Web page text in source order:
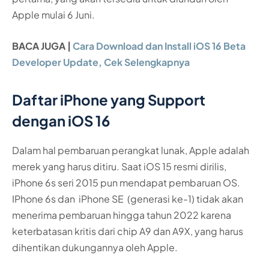
Apple mulai 6 Juni.
BACA JUGA |Cara Download dan Install iOS 16 Beta
Developer Update, Cek Selengkapnya
Daftar iPhone yang Support
dengan iOS 16
Dalam hal pembaruan perangkat lunak, Apple adalah
merek yang harus ditiru. Saat iOS 15 resmi dirilis,
iPhone 6s seri 2015 pun mendapat pembaruan OS.
IPhone 6s dan iPhone SE (generasi ke-1) tidak akan
menerima pembaruan hingga tahun 2022 karena
keterbatasan kritis dari chip A9 dan A9X, yang harus
dihentikan dukungannya oleh Apple.